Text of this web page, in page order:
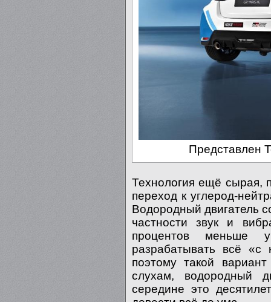
Представлен
Технология ещё сырая,
переход к углерод-
Водородный двигатель
частности звук и
процентов меньше
разрабатывать всё «с
поэтому такой
слухам, водородный
середине это